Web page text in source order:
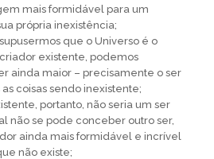
mais formidável para um
própria inexistência;
que o Universo é o
existente, podemos
ainda maior – precisamente o ser
coisas sendo inexistente;
portanto, não seria um ser
não se pode conceber outro ser,
ainda mais formidável e incrível
não existe;